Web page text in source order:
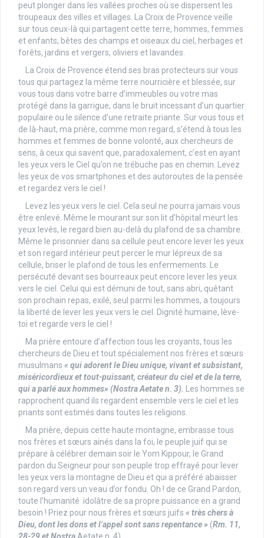
peut plonger dans les vallées proches où se dispersent les
troupeaux des villes et villages. La Croix de Provence veille
sur tous ceux-là qui partagent cette terre, hommes, femmes
et enfants, bêtes des champs et oiseaux du ciel, herbages et
forêts, jardins et vergers, oliviers et lavandes.
La Croix de Provence étend ses bras protecteurs sur vous
tous qui partagez la même terre nourricière et blessée, sur
vous tous dans votre barre d’immeubles ou votre mas
protégé dans la garrigue, dans le bruit incessant d’un quartier
populaire ou le silence d’une retraite priante. Sur vous tous et
de là-haut, ma prière, comme mon regard, s’étend à tous les
hommes et femmes de bonne volonté, aux chercheurs de
sens, à ceux qui savent que, paradoxalement, c’est en ayant
les yeux vers le Ciel qu’on ne trébuche pas en chemin. Levez
les yeux de vos smartphones et des autoroutes de la pensée
et regardez vers le ciel !
Levez les yeux vers le ciel. Cela seul ne pourra jamais vous
être enlevé. Même le mourant sur son lit d’hôpital meurt les
yeux levés, le regard bien au-delà du plafond de sa chambre.
Même le prisonnier dans sa cellule peut encore lever les yeux
et son regard intérieur peut percer le mur lépreux de sa
cellule, briser le plafond de tous les enfermements. Le
persécuté devant ses bourreaux peut encore lever les yeux
vers le ciel. Celui qui est démuni de tout, sans abri, quêtant
son prochain repas, exilé, seul parmi les hommes, a toujours
la liberté de lever les yeux vers le ciel. Dignité humaine, lève-
toi et regarde vers le ciel !
Ma prière entoure d’affection tous les croyants, tous les
chercheurs de Dieu et tout spécialement nos frères et sœurs
musulmans « qui adorent le Dieu unique, vivant et subsistant,
miséricordieux et tout-puissant, créateur du ciel et de la terre,
qui a parlé aux hommes» (Nostra Aetate n. 3).
Les hommes se
rapprochent quand ils regardent ensemble vers le ciel et les
priants sont estimés dans toutes les religions.
Ma prière, depuis cette haute montagne, embrasse tous
nos frères et sœurs ainés dans la foi, le peuple juif qui se
prépare à célébrer demain soir le Yom Kippour, le Grand
pardon du Seigneur pour son peuple trop effrayé pour lever
les yeux vers la montagne de Dieu et qui a préféré abaisser
son regard vers un veau d’or fondu. Oh ! de ce Grand Pardon,
toute l’humanité idolâtre de sa propre puissance en a grand
besoin ! Priez pour nous frères et sœurs juifs « très chers à
Dieu, dont les dons et l’appel sont sans repentance » (Rm. 11,